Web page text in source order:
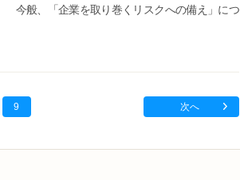
今般、「企業を取り巻くリスクへの備え」につ
9 次へ